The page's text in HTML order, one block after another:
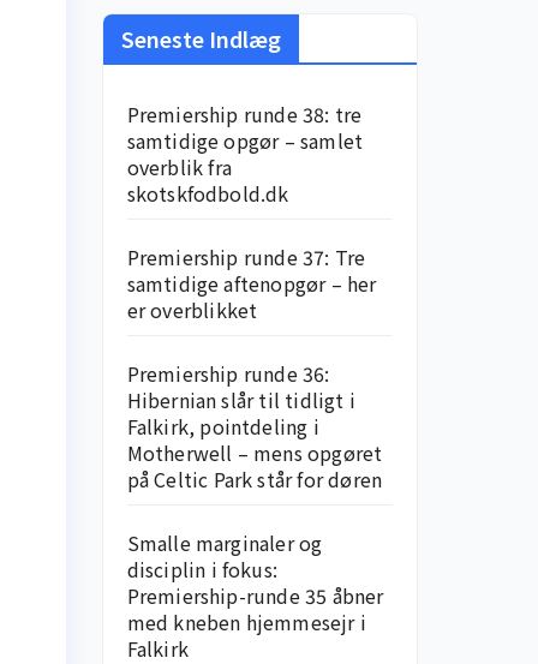
Seneste Indlæg
Premiership runde 38: tre
samtidige opgør – samlet
overblik fra
skotskfodbold.dk
Premiership runde 37: Tre
samtidige aftenopgør – her
er overblikket
Premiership runde 36:
Hibernian slår til tidligt i
Falkirk, pointdeling i
Motherwell – mens opgøret
på Celtic Park står for døren
Smalle marginaler og
disciplin i fokus:
Premiership-runde 35 åbner
med kneben hjemme­sejr i
Falkirk